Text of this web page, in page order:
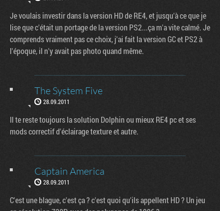
Je voulais investir dans la version HD de RE4, et jusqu'à ce que je
lise que c'était un portage de la version PS2...ça m'a vite calmé. Je
comprends vraiment pas ce choix, j'ai fait la version GC et PS2 à
l'époque, il n'y avait pas photo quand même.
The System Five
28.09.2011
Il te reste toujours la solution Dolphin ou mieux RE4 pc et ses
mods correctif d'éclairage texture et autre.
Captain America
28.09.2011
C'est une blague, c'est ça ? c'est quoi qu'ils appellent HD ? Un jeu